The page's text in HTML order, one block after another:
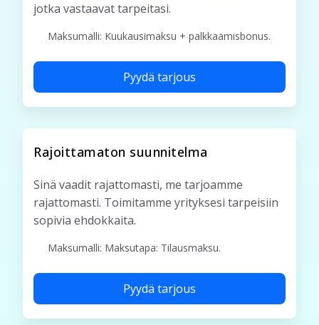
jotka vastaavat tarpeitasi.
Maksumalli: Kuukausimaksu + palkkaamisbonus.
Pyydä tarjous
Rajoittamaton suunnitelma
Sinä vaadit rajattomasti, me tarjoamme
rajattomasti. Toimitamme yrityksesi tarpeisiin
sopivia ehdokkaita.
Maksumalli: Maksutapa: Tilausmaksu.
Pyydä tarjous